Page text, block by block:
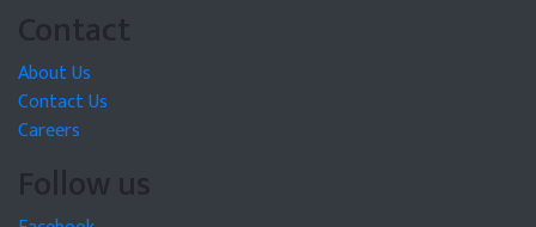
Contact
About Us
Contact Us
Careers
Follow us